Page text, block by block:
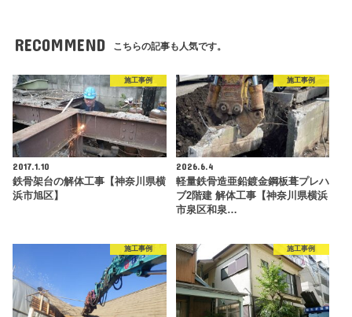
RECOMMEND こちらの記事も人気です。
施工事例
2017.1.10
鉄骨架台の解体工事【神奈川県横
浜市旭区】
施工事例
2026.6.4
軽量鉄骨造亜鉛鍍金鋼板葺プレハ
ブ2階建 解体工事【神奈川県横浜
市泉区和泉…
施工事例 施工事例